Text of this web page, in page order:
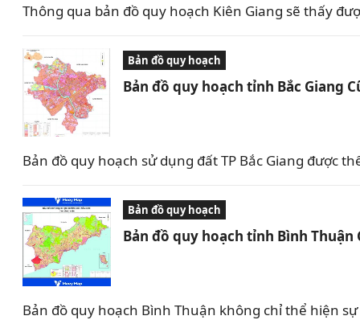
Thông qua bản đồ quy hoạch Kiên Giang sẽ thấy
Bản đồ quy hoạch
Bản đồ quy hoạch tỉnh Bắc Giang
Bản đồ quy hoạch sử dụng đất TP Bắc Giang được
Bản đồ quy hoạch
Bản đồ quy hoạch tỉnh Bình Thuận
Bản đồ quy hoạch Bình Thuận không chỉ thể hiện